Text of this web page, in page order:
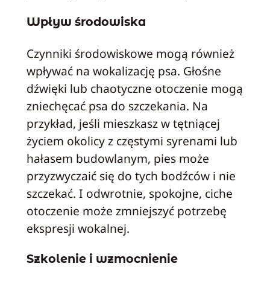
Wpływ środowiska
Czynniki środowiskowe mogą również
wpływać na wokalizację psa. Głośne
dźwięki lub chaotyczne otoczenie mogą
zniechęcać psa do szczekania. Na
przykład, jeśli mieszkasz w tętniącej
życiem okolicy z częstymi syrenami lub
hałasem budowlanym, pies może
przyzwyczaić się do tych bodźców i nie
szczekać. I odwrotnie, spokojne, ciche
otoczenie może zmniejszyć potrzebę
ekspresji wokalnej.
Szkolenie i wzmocnienie